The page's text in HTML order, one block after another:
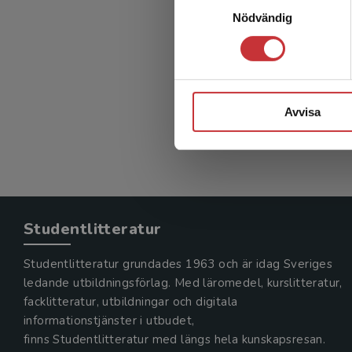
Nödvändig
Avvisa
Studentlitteratur
Studentlitteratur grundades 1963 och är idag Sveriges
ledande utbildningsförlag. Med läromedel, kurslitteratur,
facklitteratur, utbildningar och digitala
informationstjänster i utbudet,
finns Studentlitteratur med längs hela kunskapsresan.